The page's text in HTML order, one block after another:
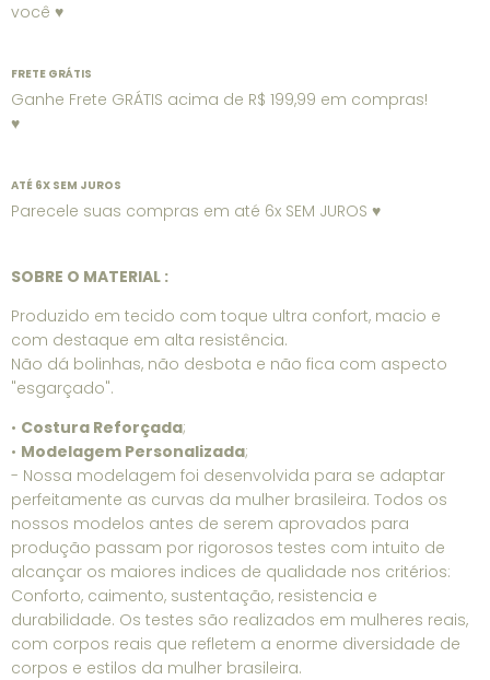
você ♥
FRETE GRÁTIS
Ganhe Frete GRÁTIS acima de R$ 199,99 em compras!
♥
ATÉ 6X SEM JUROS
Parecele suas compras em até 6x SEM JUROS ♥
SOBRE O MATERIAL :
Produzido em tecido com toque ultra confort, macio e
com destaque em alta resistência.
Não dá bolinhas, não desbota e não fica com aspecto
"esgarçado".
• Costura Reforçada;
• Modelagem Personalizada;
- Nossa modelagem foi desenvolvida para se adaptar
perfeitamente as curvas da mulher brasileira. Todos os
nossos modelos antes de serem aprovados para
produção passam por rigorosos testes com intuito de
alcançar os maiores indices de qualidade nos critérios:
Conforto, caimento, sustentação, resistencia e
durabilidade. Os testes são realizados em mulheres reais,
com corpos reais que refletem a enorme diversidade de
corpos e estilos da mulher brasileira.